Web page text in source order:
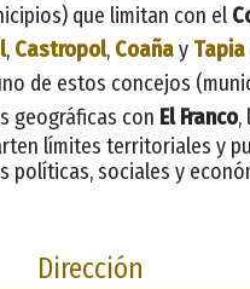
que limitan con el
, Castropol, Coañay
de estos concejos
geográficas con El Franco,
límites territoriales y
políticas, sociales y
Dirección